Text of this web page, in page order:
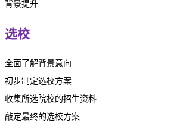
背景提升
选校
全面了解背景意向
初步制定选校方案
收集所选院校的招生资料
敲定最终的选校方案